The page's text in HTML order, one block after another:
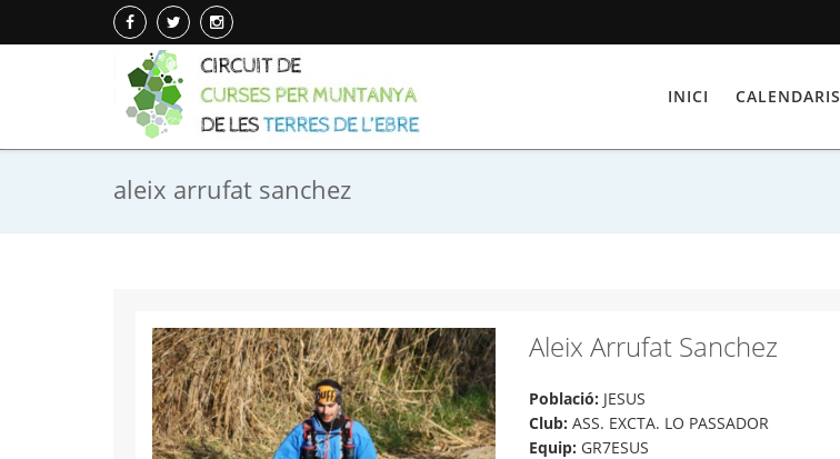
INICI CALENDARIS
aleix arrufat sanchez
Aleix Arrufat Sanchez
Població: JESUS
Club: ASS. EXCTA. LO PASSADOR
Equip: GR7ESUS